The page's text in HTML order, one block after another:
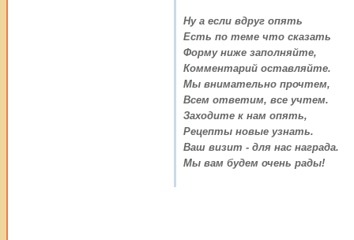
Ну а если вдруг опять
Есть по теме что сказать
Форму ниже заполняйте,
Комментарий оставляйте.
Мы внимательно прочтем,
Всем ответим, все учтем.
Заходите к нам опять,
Рецепты новые узнать.
Ваш визит - для нас награда.
Мы вам будем очень рады!